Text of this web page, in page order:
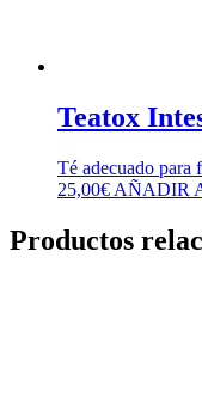
Teatox
Té adecuado para
25,00€ AÑADIR
Productos